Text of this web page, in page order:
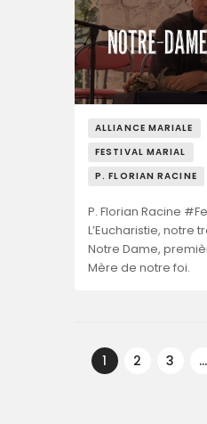
ALLIANCE MARIALE
FESTIVAL MARIAL
P. FLORIAN RACINE
P. Florian Racine
L’Eucharistie, notre
Notre Dame,
Mère de notre foi.
de
artigos
PAGE
1 PAGE
2 PAGE
3 …